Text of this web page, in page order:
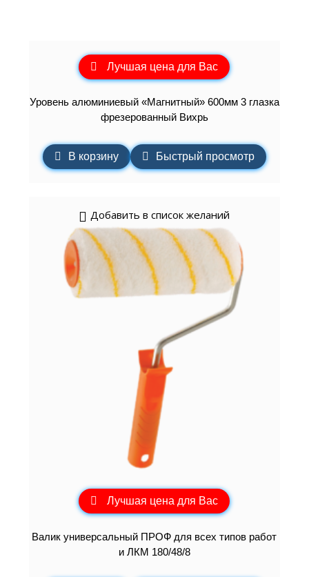
Лучшая цена для Вас
Уровень алюминиевый «Магнитный» 600мм 3 глазка
фрезерованный Вихрь
В корзину Быстрый просмотр
Добавить в список желаний
Лучшая цена для Вас
Валик универсальный ПРОФ для всех типов работ
и ЛКМ 180/48/8